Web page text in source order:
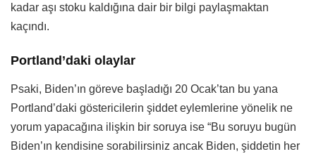
kadar aşı stoku kaldığına dair bir bilgi paylaşmaktan
kaçındı.
Portland’daki olaylar
Psaki, Biden’ın göreve başladığı 20 Ocak’tan bu yana
Portland’daki göstericilerin şiddet eylemlerine yönelik ne
yorum yapacağına ilişkin bir soruya ise “Bu soruyu bugün
Biden’ın kendisine sorabilirsiniz ancak Biden, şiddetin her